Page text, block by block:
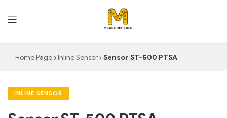
Home Page Inline Sensor Sensor ST-500 PTSA
INLINE SENSOR